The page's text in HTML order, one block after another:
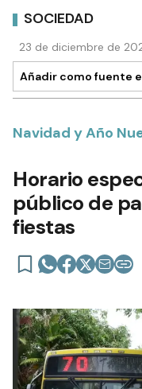
SOCIEDAD
23 de diciembre de
Añadir como fuente
Navidad y Año
Horario
público de
fiestas